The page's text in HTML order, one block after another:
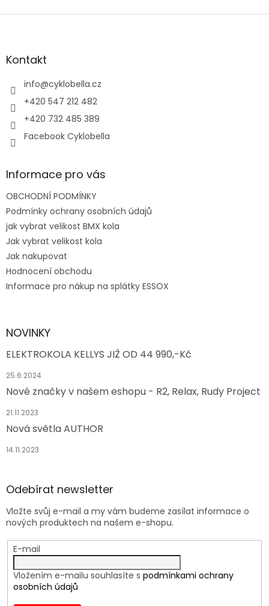
Z
aKontakt
info@cyklobella.cz
+420 547 212 482
+420 732 485 389
Facebook Cyklobella
Informace pro vás
OBCHODNÍ PODMÍNKY
Podmínky ochrany osobních údajů
jak vybrat velikost BMX kola
Jak vybrat velikost kola
Jak nakupovat
Hodnocení obchodu
Informace pro nákup na splátky ESSOX
NOVINKY
ELEKTROKOLA KELLYS JIŽ OD 44 990,-Kč
25.6.2024
Nové značky v našem eshopu - R2, Relax, Rudy Project
21.11.2023
Nová světla AUTHOR
14.11.2023
Odebírat newsletter
Vložte svůj e-mail a my vám budeme zasílat informace o
nových produktech na našem e-shopu.
E-mail
Vložením e-mailu souhlasíte s podmínkami ochrany
osobních údajů